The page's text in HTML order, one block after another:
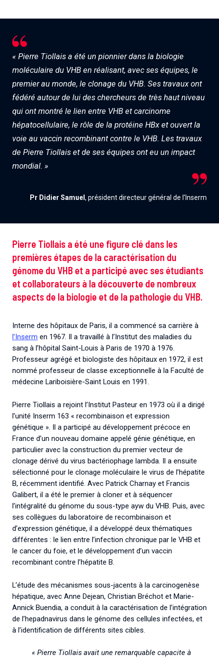
Cellule Émergence mpox
Ouverte depuis décembre 2023, pour suivre l'épidémie
en RDC, elle reste active suite à des cas à Mayotte et à
La Réunion.
Cellules Émergence
Retrouvez toutes les cellules Émergence, actives ou
« Pierre Tiollais a été un pionnier dans la biologie
moléculaire du VHB en réalisant, avec ses équipes, le
premier au monde, le clonage du VHB. Ses travaux ont
fédéré autour de lui des chercheurs de très haut niveau
qui ont montré le lien entre VHB et carcinome
hépatocellulaire, le rôle de la protéine HBx et ouvert la
voie au vaccin recombinant contre le VHB. Les travaux
de Pierre Tiollais et de ses équipes ont eu un impact
mondial. »
Pr Didier Samuel , président directeur général de l’Inserm
Pierre Tiollais a été une figure clé dans les
premières étapes de la caractérisation du
génome du VHB et a participé avec ses étudiants
et collaborateurs à la découverte de nombreux
aspects de la biologie et de la pathologie du VHB.
Interne des hôpitaux de Paris, il a commencé sa carrière à
l’Inserm en 1967. Il a travaillé à l’Institut des maladies du
sang à l’hôpital Saint-Louis à Paris de 1970 à 1976.
Professeur agrégé et biologiste des hôpitaux en 1972, il est
nommé professeur de classe exceptionnelle à la Faculté de
médecine Lariboisière-Saint Louis en 1991.
Pierre Tiollais a rejoint l’Institut Pasteur en 1973 où il a dirigé
l’unité Inserm 163 « recombinaison et expression
génétique ». Il a participé au développement précoce en
France d’un nouveau domaine appelé génie génétique, en
particulier avec la construction du premier vecteur de
clonage dérivé du virus bactériophage lambda. Il a ensuite
sélectionné pour le clonage moléculaire le virus de l’hépatite
B, récemment identifié. Avec Patrick Charnay et Francis
Galibert, il a été le premier à cloner et à séquencer
l’intégralité du génome du sous-type ayw du VHB. Puis, avec
ses collègues du laboratoire de recombinaison et
d’expression génétique, il a développé deux thématiques
différentes : le lien entre l’infection chronique par le VHB et
le cancer du foie, et le développement d’un vaccin
recombinant contre l’hépatite B.
L’étude des mécanismes sous-jacents à la carcinogenèse
hépatique, avec Anne Dejean, Christian Bréchot et Marie-
Annick Buendia, a conduit à la caractérisation de l’intégration
de l’hepadnavirus dans le génome des cellules infectées, et
à l’identification de différents sites cibles.
« Pierre Tiollais avait une remarquable capacite à